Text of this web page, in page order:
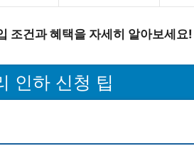
조건과 혜택을 자세히 알아보세요!
인하 신청 팁